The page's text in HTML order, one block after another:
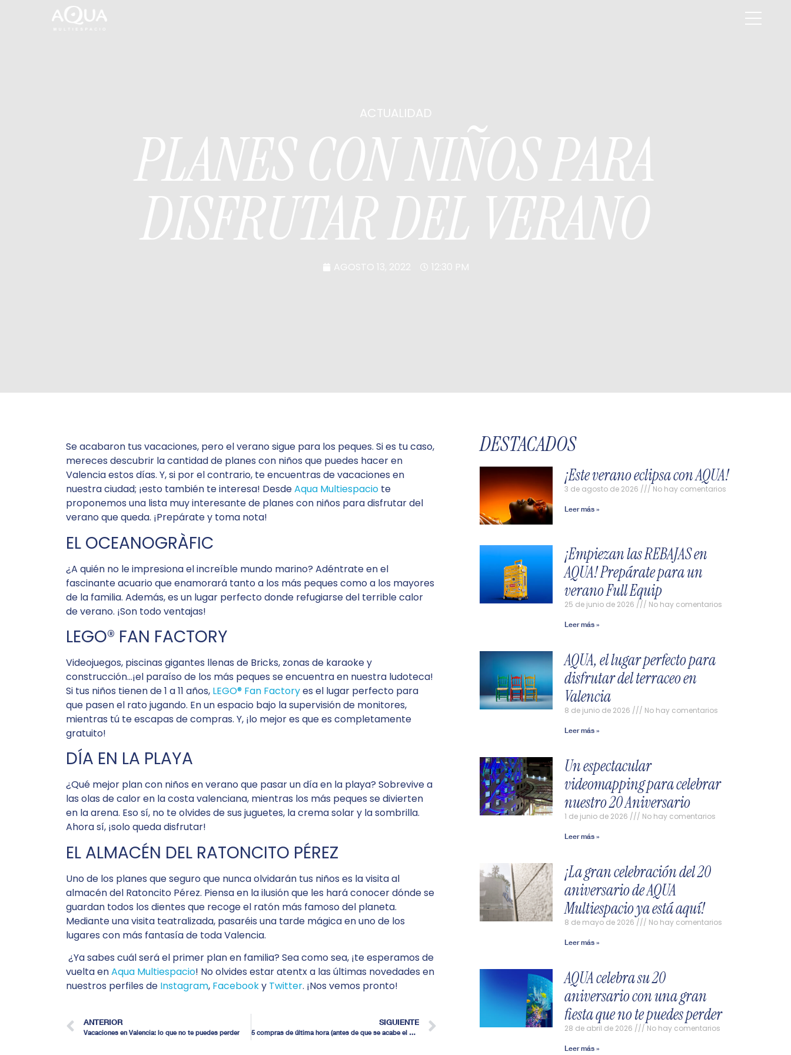
ACTUALIDAD
PLANES CON NIÑOS PARA
DISFRUTAR DEL VERANO
AGOSTO 13, 2022 12:30 PM
Se acabaron tus vacaciones, pero el verano sigue para los peques. Si es tu caso,
mereces descubrir lacantidad de planes con niños que puedes hacer en
Valencia estos días. Y, si por el contrario, te encuentras de vacaciones en
nuestra ciudad; ¡esto también te interesa! DesdeAqua Multiespacio te
proponemos una lista muy interesante de planes con niños para disfrutar del
verano que queda. ¡Prepárate y toma nota!
EL OCEANOGRÀFIC
¿A quién no le impresiona el increíble mundo marino? Adéntrate en el
fascinante acuario que enamorará tanto a los más peques como a los mayores
de la familia. Además, es un lugar perfecto donde refugiarse del terrible calor
de verano. ¡Son todo ventajas!
LEGO® FAN FACTORY
Videojuegos, piscinas gigantes llenas de Bricks, zonas de karaoke y
construcción…¡el paraíso de los más peques se encuentra en nuestra ludoteca!
Si tus niños tienen de 1 a 11 años, LEGO® Fan Factoryes el lugar perfecto para
que pasen el rato jugando. En un espacio bajo la supervisión de monitores,
mientras tú te escapas de compras. Y, ¡lo mejor es que es completamente
gratuito!
DÍA EN LA PLAYA
¿Qué mejor plan con niños en verano que pasar un día en la playa? Sobrevive a
las olas de calor en la costa valenciana, mientras los más peques se divierten
en la arena. Eso sí, no te olvides de sus juguetes, la crema solar y la sombrilla.
Ahora sí, ¡solo queda disfrutar!
EL ALMACÉN DEL RATONCITO PÉREZ
Uno de los planes que seguro que nunca olvidarán tus niños es la visita al
almacén del Ratoncito Pérez. Piensa en la ilusión que les hará conocer dónde se
guardan todos los dientes que recoge el ratón más famoso del planeta.
Mediante una visita teatralizada, pasaréis una tarde mágica en uno de los
lugares con más fantasía de toda Valencia.
¿Ya sabes cuál será el primer plan en familia? Sea como sea, ¡te esperamos de
vuelta enAqua Multiespacio! No olvides estar atentx a las últimas novedades en
nuestros perfiles de Instagram, Facebooky Twitter. ¡Nos vemos pronto!
ANTERIOR
Vacaciones en Valencia: lo que no te puedes perder
SIGUIENTE
5 compras de última hora (antes de que se acabe el verano)
DESTACADOS
¡Este verano eclipsa con AQUA!
3 de agosto de 2026 No hay comentarios
Leer más »
¡Empiezan las REBAJAS en
AQUA! Prepárate para un
verano Full Equip
25 de junio de 2026 No hay comentarios
Leer más »
AQUA, el lugar perfecto para
disfrutar del terraceo en
Valencia
8 de junio de 2026 No hay comentarios
Leer más »
Un espectacular
videomapping para celebrar
nuestro 20 Aniversario
1 de junio de 2026 No hay comentarios
Leer más »
¡La gran celebración del 20
aniversario de AQUA
Multiespacio ya está aquí!
8 de mayo de 2026 No hay comentarios
Leer más »
AQUA celebra su 20
aniversario con una gran
fiesta que no te puedes perder
28 de abril de 2026 No hay comentarios
Leer más »